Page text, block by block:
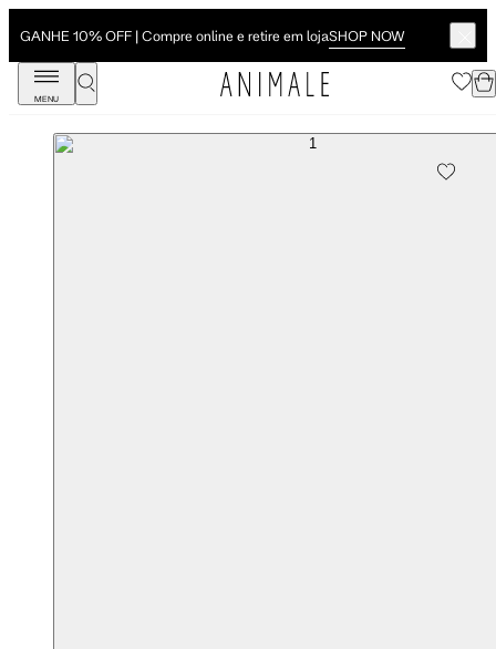
GANHE 10% OFF | Compre online e retire em lojaSHOP NOW
MENU